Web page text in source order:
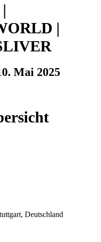
|
Mai 2025
Deutschland